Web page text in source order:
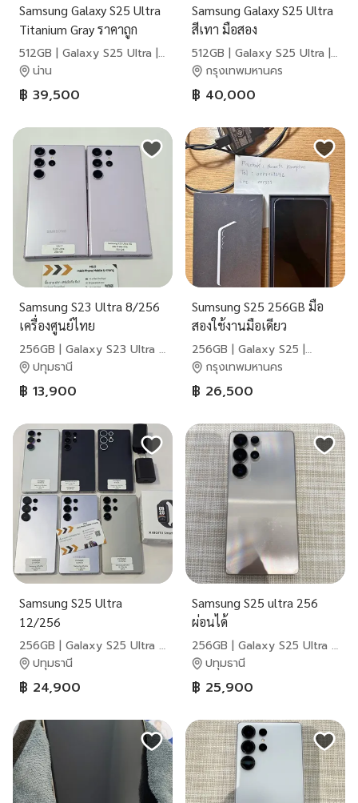
Samsung Galaxy S25 Ultra
Titanium Gray ราคาถูก
512GB | Galaxy S25 Ultra |
Samsung
น่าน
฿ 39,500
Samsung Galaxy S25 Ultra
สีเทา มือสอง
512GB | Galaxy S25 Ultra |
Samsung
กรุงเทพมหานคร
฿ 40,000
Samsung S23 Ultra 8/256
เครื่องศูนย์ไทย
256GB | Galaxy S23 Ultra |
Samsung
ปทุมธานี
฿ 13,900
Sumsung S25 256GB มือ
สองใช้งานมือเดียว
256GB | Galaxy S25 |
Samsung
กรุงเทพมหานคร
฿ 26,500
Samsung S25 Ultra
12/256
256GB | Galaxy S25 Ultra |
Samsung
ปทุมธานี
฿ 24,900
Samsung S25 ultra 256
ผ่อนได้
256GB | Galaxy S25 Ultra |
Samsung
ปทุมธานี
฿ 25,900